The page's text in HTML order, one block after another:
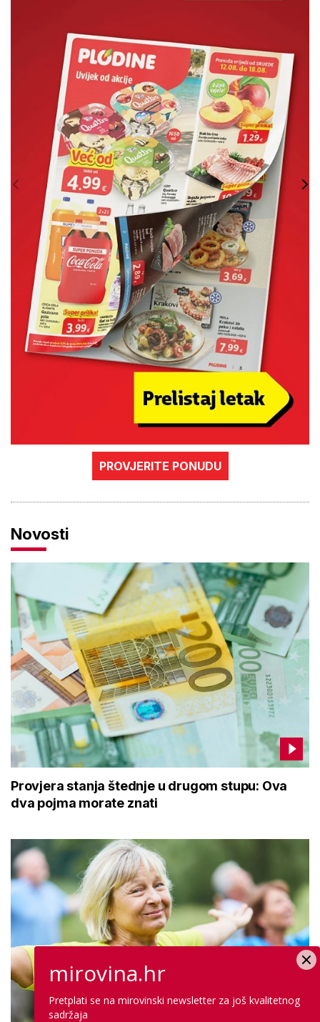
PROVJERITE PONUDU
Novosti
Provjera stanja štednje u drugom stupu: Ova
dva pojma morate znati
mirovina.hr
Pretplati se na mirovinski newsletter za još kvalitetnog
sadržaja